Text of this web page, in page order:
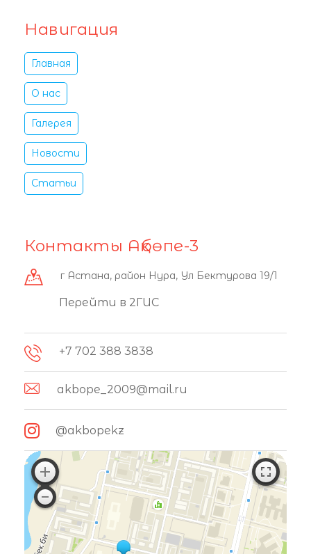
Навигация
Главная
О нас
Галерея
Новости
Статьи
Контакты Ақбөпе-3
г Астана, район Нура, Ул Бектурова 19/1
Перейти в 2ГИС
+7 702 388 3838
akbope_2009@mail.ru
@akbopekz